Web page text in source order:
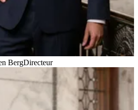
BergDirecteur